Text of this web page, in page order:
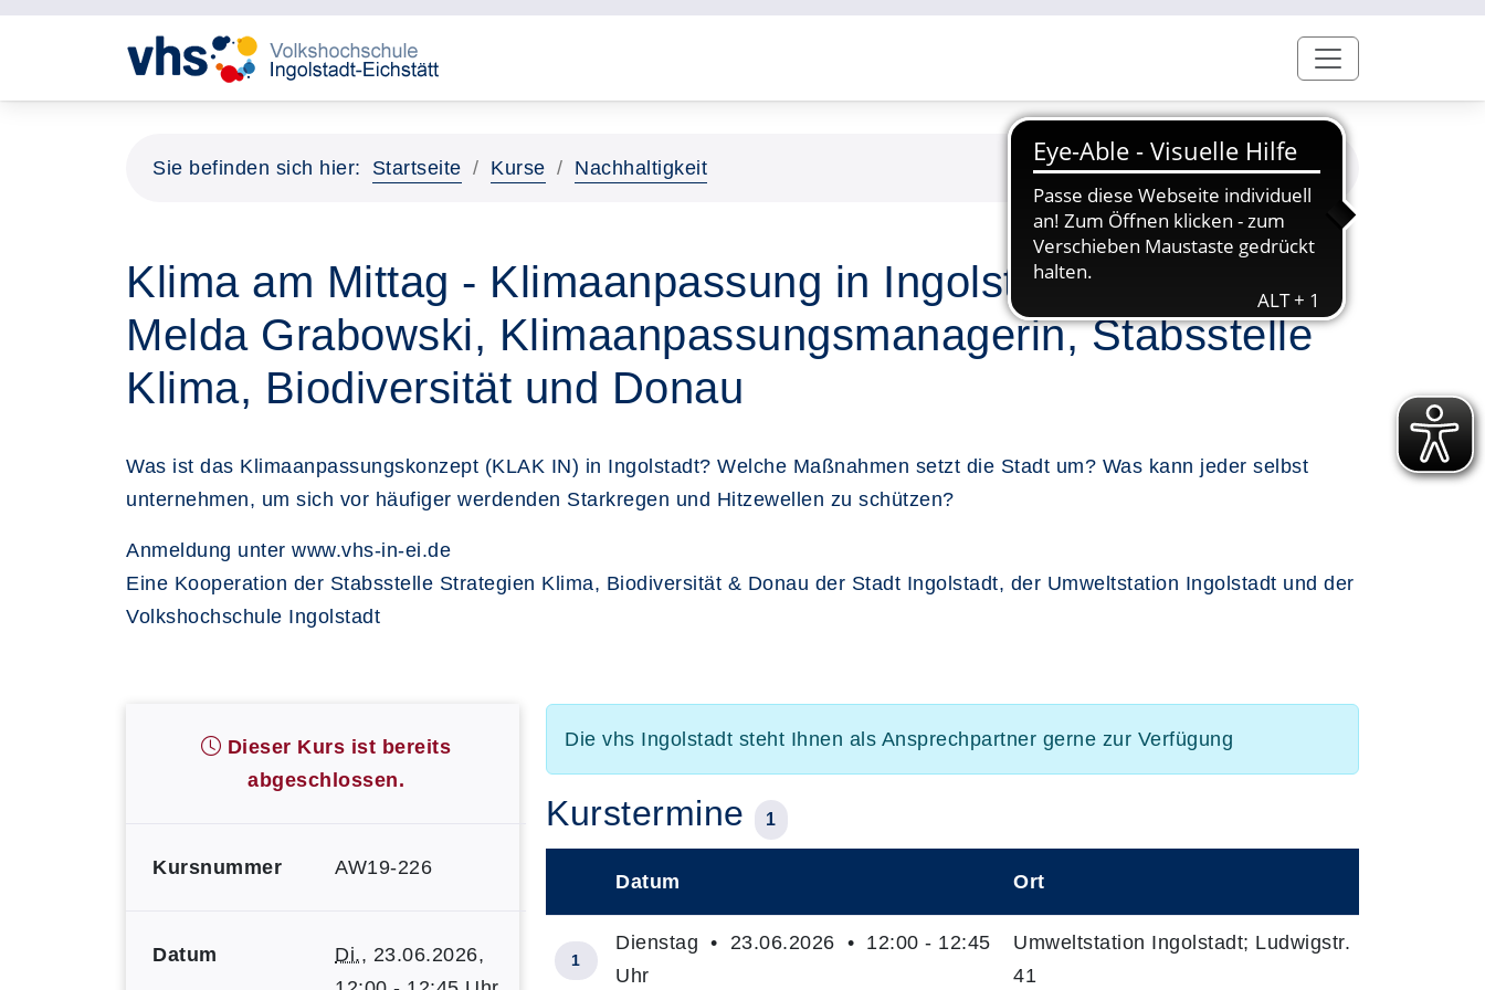
Sie befinden sich hier: Startseite Kurse Nachhaltigkeit
Klima am Mittag - Klimaanpassung in Ingolstadt Referentin:
Melda Grabowski, Klimaanpassungsmanagerin, Stabsstelle
Klima, Biodiversität und Donau
Was ist das Klimaanpassungskonzept (KLAK IN) in Ingolstadt? Welche Maßnahmen setzt die Stadt um? Was kann jeder selbst
unternehmen, um sich vor häufiger werdenden Starkregen und Hitzewellen zu schützen?
Anmeldung unter www.vhs-in-ei.de
Eine Kooperation der Stabsstelle Strategien Klima, Biodiversität & Donau der Stadt Ingolstadt, der Umweltstation Ingolstadt und der
Volkshochschule Ingolstadt
Dieser Kurs ist bereits
abgeschlossen.
Kursnummer AW19-226
Datum Di., 23.06.2026,
Die vhs Ingolstadt steht Ihnen als Ansprechpartner gerne zur Verfügung
Kurstermine 1
Datum Ort
1
Dienstag • 23.06.2026 • 12:00 - 12:45
Uhr
Umweltstation Ingolstadt; Ludwigstr.
41